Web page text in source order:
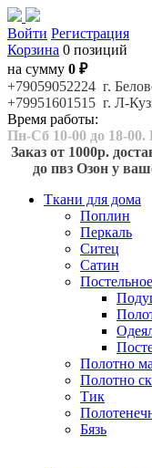
Войти Регистрация
Корзина 0 позиций
на сумму 0 ₽
+79059052224 г.
+79951601515 г. Л-
Время работы:
Пн-Сб 10-00 до 18-00.
Заказ от 1000р.
до пвз Озон у
Ткани для дома
Поплин
Перкаль
Ситец
Сатин
Полотно
Полотно
Тик
Бязь